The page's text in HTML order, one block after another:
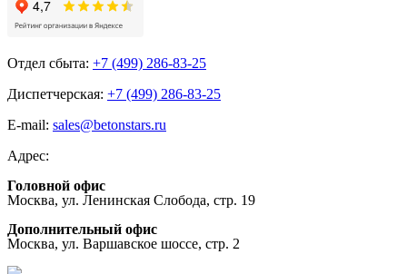
Отдел сбыта: +7 (499) 286-83-25
Диспетчерская: +7 (499) 286-83-25
E-mail: sales@betonstars.ru
Адрес:
Головной офис
Москва, ул. Ленинская Слобода, стр. 19
Дополнительный офис
Москва, ул. Варшавское шоссе, стр. 2